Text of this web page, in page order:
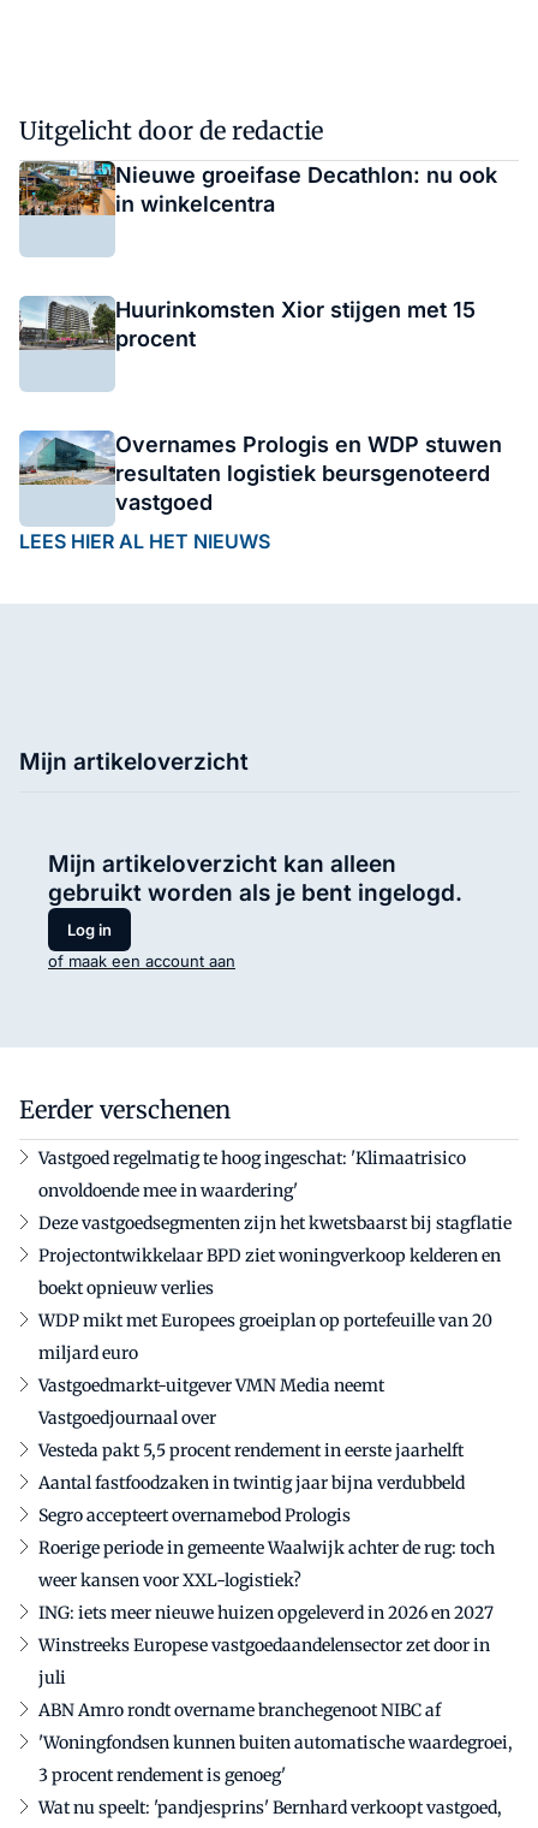
Uitgelicht door de redactie
Nieuwe groeifase Decathlon: nu ook
in winkelcentra
Huurinkomsten Xior stijgen met 15
procent
Overnames Prologis en WDP stuwen
resultaten logistiek beursgenoteerd
vastgoed
LEES HIER AL HET NIEUWS
Mijn artikeloverzicht
Mijn artikeloverzicht kan alleen
gebruikt worden als je bent ingelogd.
Log in
of maak een account aan
Eerder verschenen
Vastgoed regelmatig te hoog ingeschat: 'Klimaatrisico
onvoldoende mee in waardering'
Deze vastgoedsegmenten zijn het kwetsbaarst bij stagflatie
Projectontwikkelaar BPD ziet woningverkoop kelderen en
boekt opnieuw verlies
WDP mikt met Europees groeiplan op portefeuille van 20
miljard euro
Vastgoedmarkt-uitgever VMN Media neemt
Vastgoedjournaal over
Vesteda pakt 5,5 procent rendement in eerste jaarhelft
Aantal fastfoodzaken in twintig jaar bijna verdubbeld
Segro accepteert overnamebod Prologis
Roerige periode in gemeente Waalwijk achter de rug: toch
weer kansen voor XXL-logistiek?
ING: iets meer nieuwe huizen opgeleverd in 2026 en 2027
Winstreeks Europese vastgoedaandelensector zet door in
juli
ABN Amro rondt overname branchegenoot NIBC af
'Woningfondsen kunnen buiten automatische waardegroei,
3 procent rendement is genoeg'
Wat nu speelt: 'pandjesprins' Bernhard verkoopt vastgoed,